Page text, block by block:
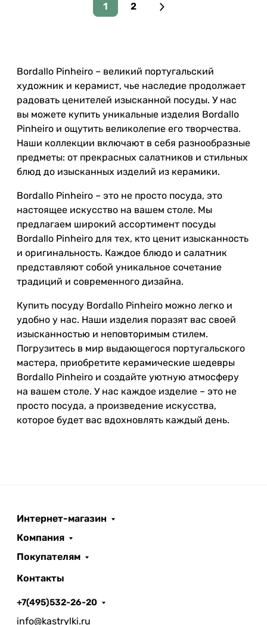
1 2
Bordallo Pinheiro – великий португальский
художник и керамист, чье наследие продолжает
радовать ценителей изысканной посуды. У нас
вы можете купить уникальные изделия Bordallo
Pinheiro и ощутить великолепие его творчества.
Наши коллекции включают в себя разнообразные
предметы: от прекрасных салатников и стильных
блюд до изысканных изделий из керамики.
Bordallo Pinheiro – это не просто посуда, это
настоящее искусство на вашем столе. Мы
предлагаем широкий ассортимент посуды
Bordallo Pinheiro для тех, кто ценит изысканность
и оригинальность. Каждое блюдо и салатник
представляют собой уникальное сочетание
традиций и современного дизайна.
Купить посуду Bordallo Pinheiro можно легко и
удобно у нас. Наши изделия поразят вас своей
изысканностью и неповторимым стилем.
Погрузитесь в мир выдающегося португальского
мастера, приобретите керамические шедевры
Bordallo Pinheiro и создайте уютную атмосферу
на вашем столе. У нас каждое изделие – это не
просто посуда, а произведение искусства,
которое будет вас вдохновлять каждый день.
Интернет-магазин
Компания
Покупателям
Контакты
+7(495)532-26-20
info@kastrylki.ru